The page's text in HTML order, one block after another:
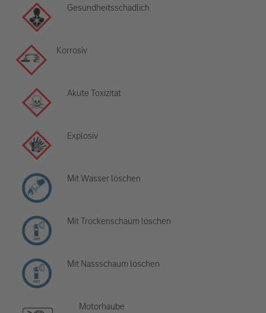
Gesundheitsschädlich
Korrosiv
Akute Toxizität
Explosiv
Mit Wasser löschen
Mit Trockenschaum löschen
Mit Nassschaum löschen
Motorhaube